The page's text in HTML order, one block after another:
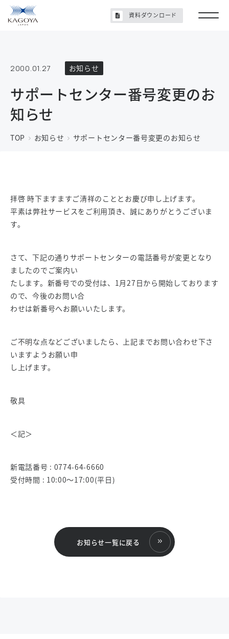
2000.01.27 お知らせ
サポートセンター番号変更のお
知らせ
TOP お知らせ サポートセンター番号変更のお知らせ
拝啓 時下ますますご清祥のこととお慶び申し上げます。
平素は弊社サービスをご利用頂き、誠にありがとうございま
す。
さて、下記の通りサポートセンターの電話番号が変更となり
ましたのでご案内い
たします。新番号での受付は、1月27日から開始しております
ので、今後のお問い合
わせは新番号へお願いいたします。
ご不明な点などございましたら、上記までお問い合わせ下さ
いますようお願い申
し上げます。
敬具
＜記＞
新電話番号 : 0774-64-6660
受付時間 : 10:00～17:00(平日)
お知らせ一覧に戻る
資料ダウンロード